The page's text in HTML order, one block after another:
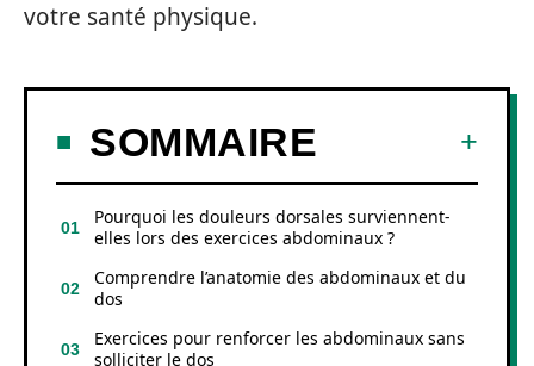
votre santé physique.
SOMMAIRE
Pourquoi les douleurs dorsales surviennent-
elles lors des exercices abdominaux ?
Comprendre l’anatomie des abdominaux et du
dos
Exercices pour renforcer les abdominaux sans
solliciter le dos